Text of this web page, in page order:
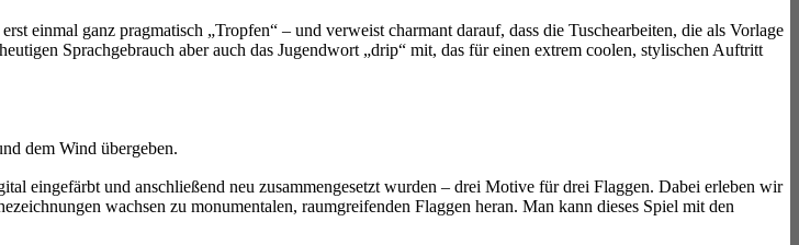
einmal ganz pragmatisch „Tropfen“ – und verweist charmant darauf, dass die Tuschearbeiten, die als Vorlage
Sprachgebrauch aber auch das Jugendwort „drip“ mit, das für einen extrem coolen, stylischen Auftritt
dem Wind übergeben.
eingefärbt und anschließend neu zusammengesetzt wurden – drei Motive für drei Flaggen. Dabei erleben wir
wachsen zu monumentalen, raumgreifenden Flaggen heran. Man kann dieses Spiel mit den